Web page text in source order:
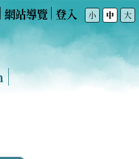
網站導覽 登入 小 中 大